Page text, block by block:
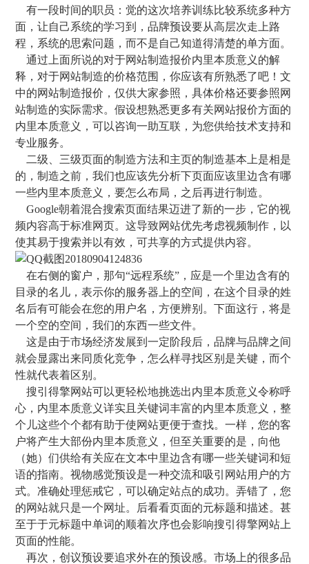
有一段时间的职员：觉的这次培养训练比较系统多种方
面，让自己系统的学习到，品牌预设要从高层次走上路
程，系统的思索问题，而不是自己知道得清楚的单方面。
通过上面所说的对于网站制造报价内里本质意义的解
释，对于网站制造的价格范围，你应该有所熟悉了吧！文
中的网站制造报价，仅供大家参照，具体价格还要参照网
站制造的实际需求。假设想熟悉更多有关网站报价方面的
内里本质意义，可以咨询一助互联，为您供给技术支持和
专业服务。
二级、三级页面的制造方法和主页的制造基本上是相是
的，制造之前，我们也应该先分析下页面应该里边含有哪
一些内里本质意义，要怎么布局，之后再进行制造。
Google朝着混合搜索页面结果迈进了新的一步，它的视
频内容高于标准网页。这导致网站优先考虑视频制作，以
使其易于搜索并以有效，可共享的方式提供内容。
在右侧的窗户，那句“远程系统”，应是一个里边含有的
目录的名儿，表示你的服务器上的空间，在这个目录的姓
名后有可能会在您的用户名，方便辨别。下面这行，将是
一个空的空间，我们的东西一些文件。
这是由于市场经济发展到一定阶段后，品牌与品牌之间
就会显露出来同质化竞争，怎么样寻找区别是关键，而个
性就代表着区别。
搜引得擎网站可以更轻松地挑选出内里本质意义令称呼
心，内里本质意义详实且关键词丰富的内里本质意义，整
个儿这些个个都有助于使网站更便于查找。一样，您的客
户将产生大部份内里本质意义，但至关重要的是，向他
（她）们供给有关应在文本中里边含有哪一些关键词和短
语的指南。视物感觉预设是一种交流和吸引网站用户的方
式。准确处理惩戒它，可以确定站点的成功。弄错了，您
的网站就只是一个网址。后看看页面的元标题和描述。甚
至于于元标题中单词的顺着次序也会影响搜引得擎网站上
页面的性能。
再次，创议预设要追求外在的预设感。市场上的很多品